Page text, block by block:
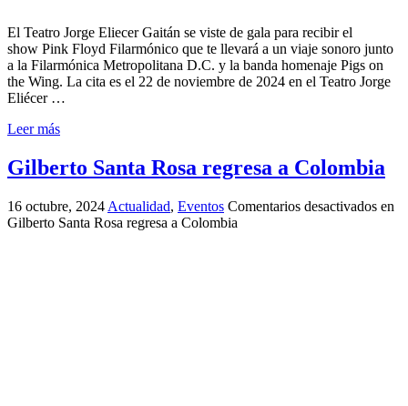
El Teatro Jorge Eliecer Gaitán se viste de gala para recibir el
show Pink Floyd Filarmónico que te llevará a un viaje sonoro junto
a la Filarmónica Metropolitana D.C. y la banda homenaje Pigs on
the Wing. La cita es el 22 de noviembre de 2024 en el Teatro Jorge
Eliécer …
Leer más
Gilberto Santa Rosa regresa a Colombia
16 octubre, 2024 Actualidad, Eventos Comentarios desactivados en
Gilberto Santa Rosa regresa a Colombia